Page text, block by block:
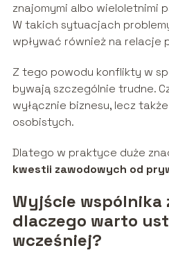
znajomymi albo wieloletnimi
W takich sytuacjach
wpływać również na relacje
Z tego powodu konflikty w
bywają szczególnie trudne.
wyłącznie biznesu, lecz
osobistych.
Dlatego w praktyce duże
kwestii zawodowych od
Wyjście wspólnika
dlaczego warto
wcześniej?